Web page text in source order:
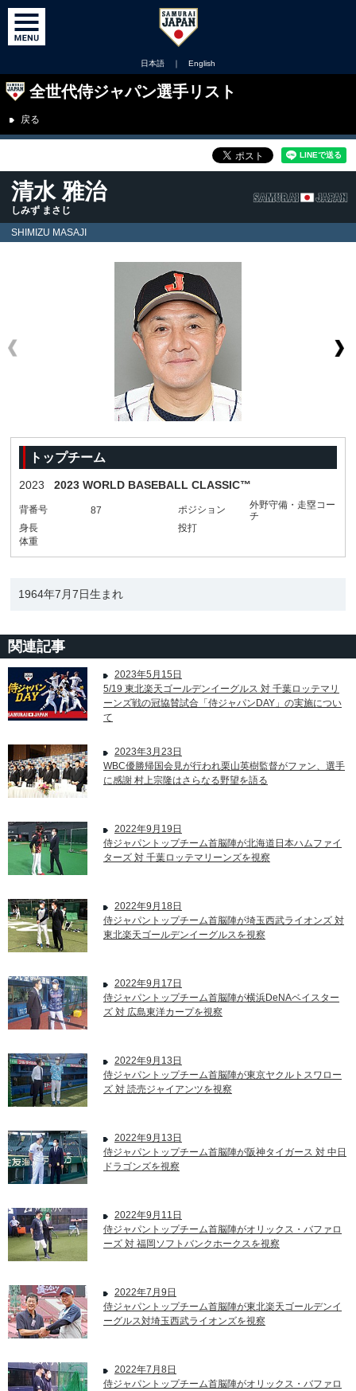
日本語 ｜ English
全世代侍ジャパン選手リスト
戻る
清水 雅治
しみず まさじ
SHIMIZU MASAJI
トップチーム
2023 2023 WORLD BASEBALL CLASSIC™
背番号 87 ポジション
外野守備・走塁コー
チ
身長
投打
体重
1964年7月7日生まれ
関連記事
2023年5月15日
5/19 東北楽天ゴールデンイーグルス 対 千葉ロッテマリ
ーンズ戦の冠協賛試合「侍ジャパンDAY」の実施につい
て
2023年3月23日
WBC優勝帰国会見が行われ栗山英樹監督がファン、選手
に感謝 村上宗隆はさらなる野望を語る
2022年9月19日
侍ジャパントップチーム首脳陣が北海道日本ハムファイ
ターズ 対 千葉ロッテマリーンズを視察
2022年9月18日
侍ジャパントップチーム首脳陣が埼玉西武ライオンズ 対
東北楽天ゴールデンイーグルスを視察
2022年9月17日
侍ジャパントップチーム首脳陣が横浜DeNAベイスター
ズ 対 広島東洋カープを視察
2022年9月13日
侍ジャパントップチーム首脳陣が東京ヤクルトスワロー
ズ 対 読売ジャイアンツを視察
2022年9月13日
侍ジャパントップチーム首脳陣が阪神タイガース 対 中日
ドラゴンズを視察
2022年9月11日
侍ジャパントップチーム首脳陣がオリックス・バファロ
ーズ 対 福岡ソフトバンクホークスを視察
2022年7月9日
侍ジャパントップチーム首脳陣が東北楽天ゴールデンイ
ーグルス対埼玉西武ライオンズを視察
2022年7月8日
侍ジャパントップチーム首脳陣がオリックス・バファロ